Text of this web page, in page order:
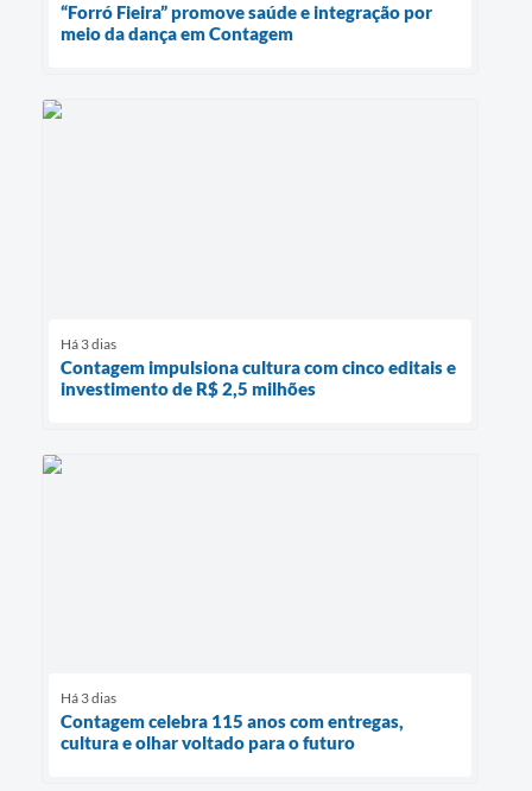
“Forró Fieira” promove saúde e integração por
meio da dança em Contagem
Há 3 dias
Contagem impulsiona cultura com cinco editais e
investimento de R$ 2,5 milhões
Há 3 dias
Contagem celebra 115 anos com entregas,
cultura e olhar voltado para o futuro